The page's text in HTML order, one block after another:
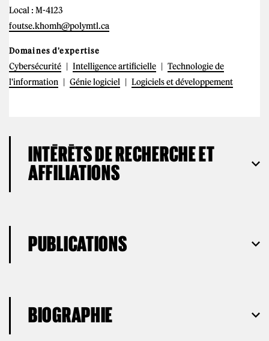
Local : M-4123
foutse.khomh@polymtl.ca
Domaines d'expertise
Cybersécurité Intelligence artificielle
Technologie de
l'information
Génie logiciel Logiciels et développement
INTÉRÊTS DE RECHERCHE ET
AFFILIATIONS
PUBLICATIONS
BIOGRAPHIE